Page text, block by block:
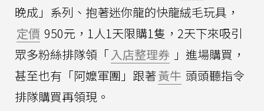
晚成」系列、抱著迷你龍的快龍絨毛玩具，
定價 950元，1人1天限購1隻，2天下來吸引
眾多粉絲排隊領「入店整理券 」進場購買，
甚至也有「阿嬤軍團」跟著黃牛 頭頭聽指令
排隊購買再領現。